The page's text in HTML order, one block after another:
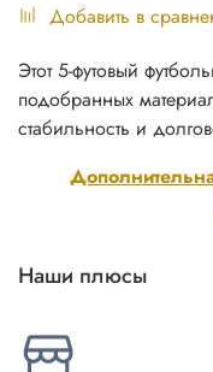
Добавить в
Этот 5-футовый
подобранных
стабильность и
Наши плюсы